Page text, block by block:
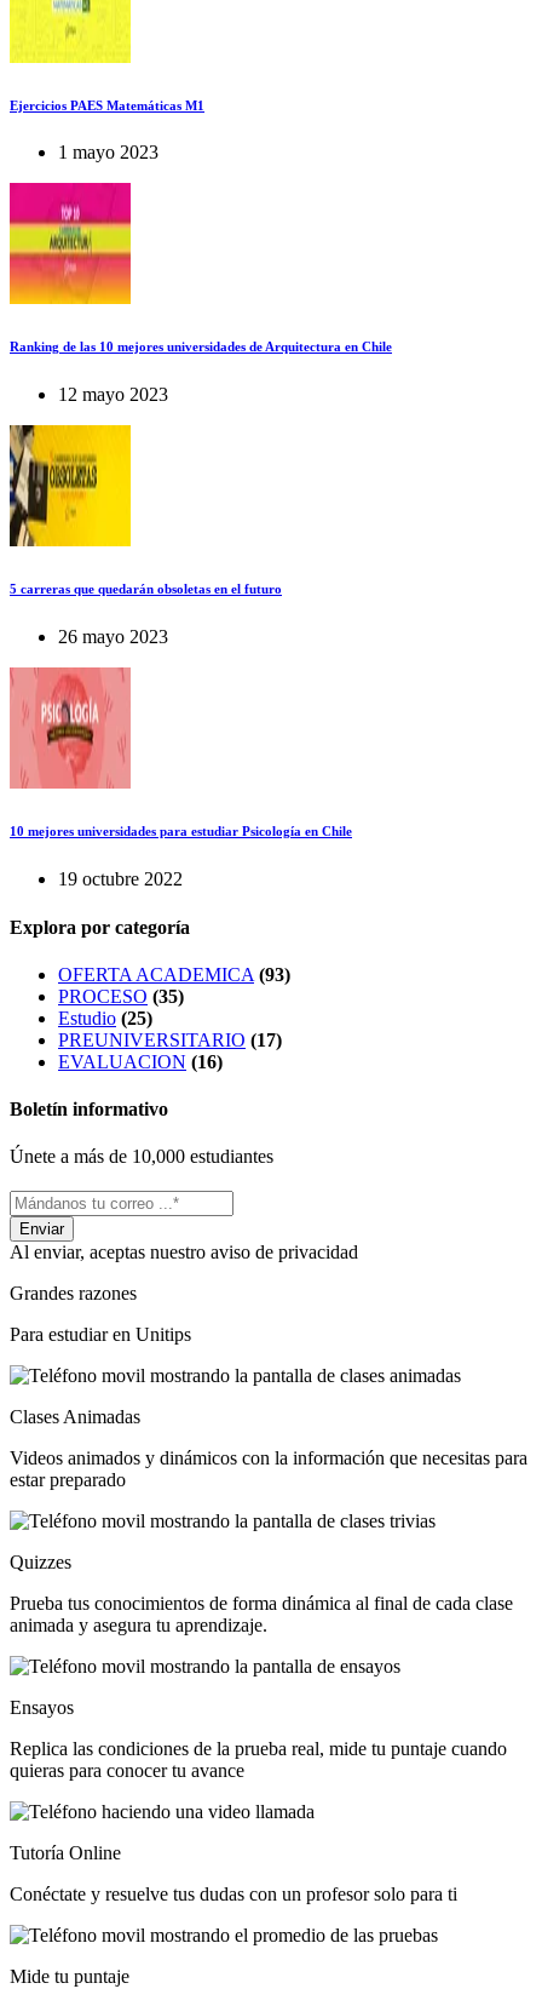
Ejercicios PAES Matemáticas M1
1 mayo 2023
Ranking de las 10 mejores universidades de Arquitectura en Chile
12 mayo 2023
5 carreras que quedarán obsoletas en el futuro
26 mayo 2023
10 mejores universidades para estudiar Psicología en Chile
19 octubre 2022
Explora por categoría
OFERTA ACADEMICA (93)
PROCESO (35)
Estudio (25)
PREUNIVERSITARIO (17)
EVALUACION (16)
Boletín informativo
Únete a más de 10,000 estudiantes
Al enviar, aceptas nuestro aviso de privacidad
Grandes razones
Para estudiar en Unitips
Clases Animadas
Videos animados y dinámicos con la información que necesitas para
estar preparado
Quizzes
Prueba tus conocimientos de forma dinámica al final de cada clase
animada y asegura tu aprendizaje.
Ensayos
Replica las condiciones de la prueba real, mide tu puntaje cuando
quieras para conocer tu avance
Tutoría Online
Conéctate y resuelve tus dudas con un profesor solo para ti
Mide tu puntaje